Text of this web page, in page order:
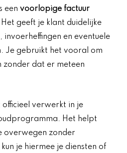
een voorlopige factuur
Het geeft je klant duidelijke
en eventuele
Je gebruikt het vooral om
zonder dat er meteen
verwerkt in je
Het helpt
overwegen zonder
je hiermee je diensten of